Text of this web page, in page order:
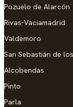
Pozuelo de Alarcón
Rivas-Vaciamadrid
Valdemoro
San Sebastián de
Alcobendas
Pinto
Parla